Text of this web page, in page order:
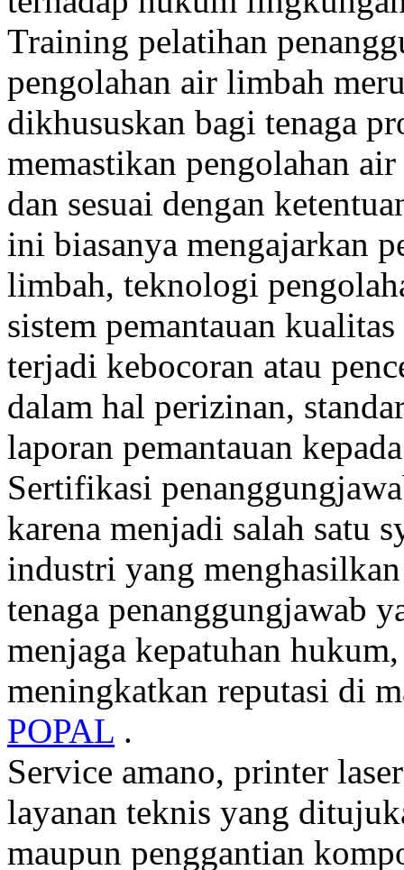
Training pelatihan
pengolahan air limbah
dikhususkan bagi tenaga
memastikan pengolahan
dan sesuai dengan
ini biasanya mengajarkan
limbah, teknologi
sistem pemantauan
terjadi kebocoran atau
dalam hal perizinan,
laporan pemantauan
Sertifikasi
karena menjadi salah satu
industri yang
tenaga penanggungjawab
menjaga kepatuhan
meningkatkan reputasi di
POPAL .
Service amano, printer
layanan teknis yang
maupun penggantian